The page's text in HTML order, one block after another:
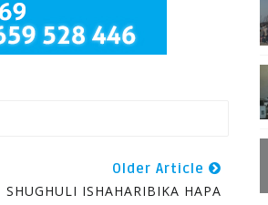
Older Article
SHUGHULI ISHAHARIBIKA HAPA